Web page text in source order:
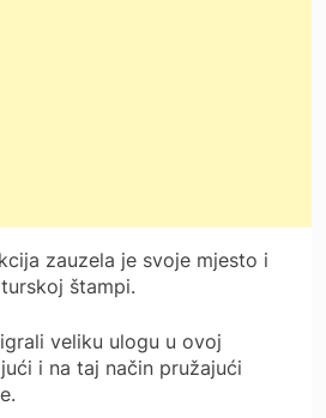
zauzela je svoje mjesto i
štampi.
veliku ulogu u ovoj
i na taj način pružajući